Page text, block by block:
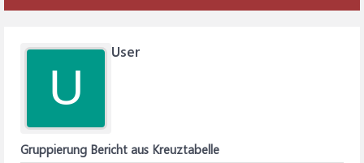
U
User
Gruppierung Bericht aus Kreuztabelle